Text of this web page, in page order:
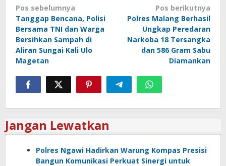
Navigasi
pos
Pos sebelumnya
Tanggap Bencana, Polisi
Bersama TNI dan Warga
Bersihkan Sampah di
Aliran Sungai Kali Ulo
Magetan
Pos berikutnya
Polres Malang Berhasil
Ungkap Peredaran
Narkoba 18 Tersangka
dan 586 Gram Sabu
Diamankan
Jangan Lewatkan
Polres Ngawi Hadirkan Warung Kompas Presisi
Bangun Komunikasi Perkuat Sinergi untuk